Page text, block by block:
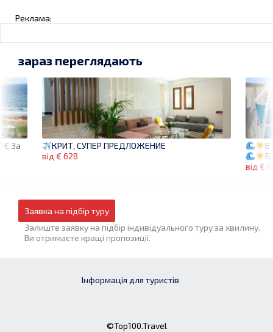
Реклама:
За
В
від €
зараз переглядають
КРИТ, СУПЕР ПРЕДЛОЖЕНИЕ
від € 628
Заявка на підбір туру
Залиште заявку на підбір індивідуального туру за хвилину.
Ви отримаєте кращі пропозиції.
Інформація для туристів
©Top100.Travel